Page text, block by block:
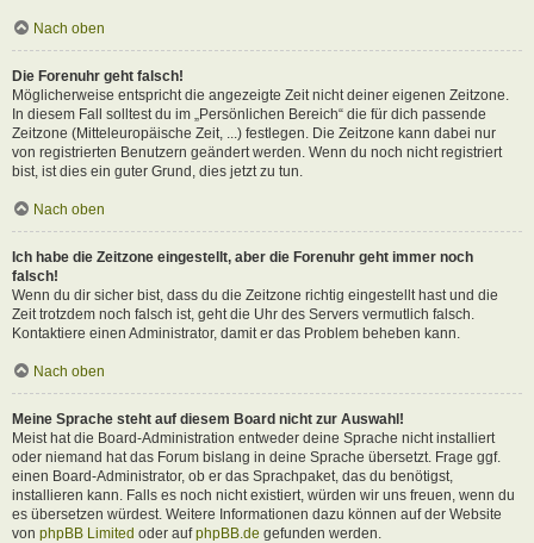
Nach oben
Die Forenuhr geht falsch!
Möglicherweise entspricht die angezeigte Zeit nicht deiner eigenen Zeitzone.
In diesem Fall solltest du im „Persönlichen Bereich“ die für dich passende
Zeitzone (Mitteleuropäische Zeit, ...) festlegen. Die Zeitzone kann dabei nur
von registrierten Benutzern geändert werden. Wenn du noch nicht registriert
bist, ist dies ein guter Grund, dies jetzt zu tun.
Nach oben
Ich habe die Zeitzone eingestellt, aber die Forenuhr geht immer noch
falsch!
Wenn du dir sicher bist, dass du die Zeitzone richtig eingestellt hast und die
Zeit trotzdem noch falsch ist, geht die Uhr des Servers vermutlich falsch.
Kontaktiere einen Administrator, damit er das Problem beheben kann.
Nach oben
Meine Sprache steht auf diesem Board nicht zur Auswahl!
Meist hat die Board-Administration entweder deine Sprache nicht installiert
oder niemand hat das Forum bislang in deine Sprache übersetzt. Frage ggf.
einen Board-Administrator, ob er das Sprachpaket, das du benötigst,
installieren kann. Falls es noch nicht existiert, würden wir uns freuen, wenn du
es übersetzen würdest. Weitere Informationen dazu können auf der Website
von phpBB Limited oder aufphpBB.de gefunden werden.